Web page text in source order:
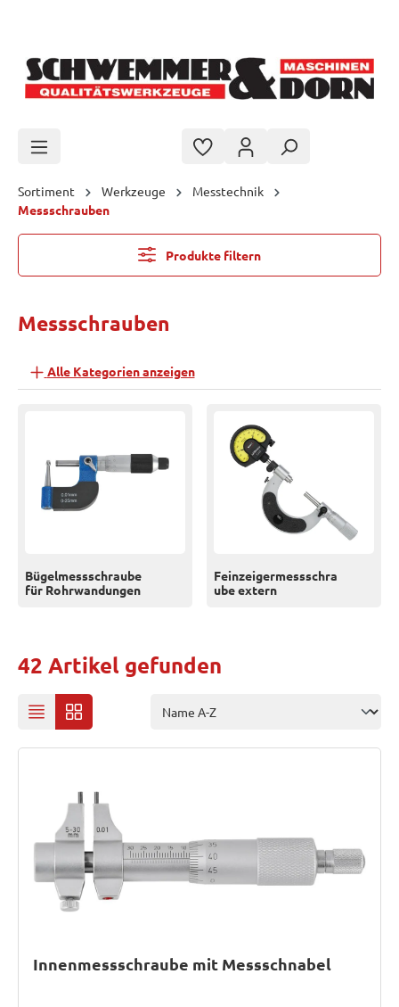
Sortiment Werkzeuge
Messtechnik
Messschrauben
Produkte filtern
Messschrauben
Alle Kategorien anzeigen
Bügelmessschraube
für Rohrwandungen
Feinzeigermessschra
ube extern
42 Artikel gefunden
Innenmessschraube mit Messschnabel